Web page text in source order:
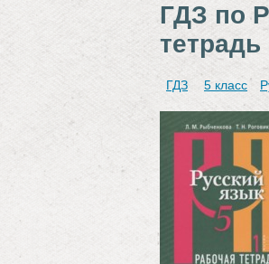
ГДЗ по
тетрадь
ГДЗ 5 класс